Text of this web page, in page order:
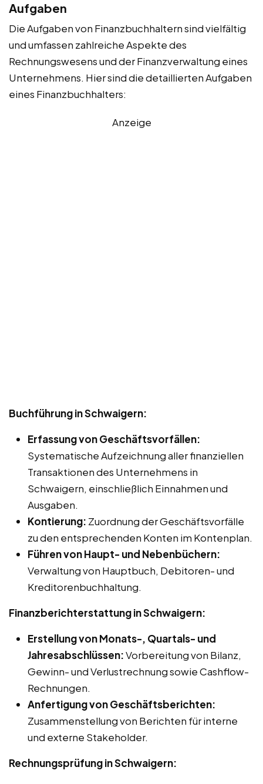
Aufgaben
Die Aufgaben von Finanzbuchhaltern sind vielfältig
und umfassen zahlreiche Aspekte des
Rechnungswesens und der Finanzverwaltung eines
Unternehmens. Hier sind die detaillierten Aufgaben
eines Finanzbuchhalters:
Anzeige
Buchführung in Schwaigern:
Erfassung von Geschäftsvorfällen:
Systematische Aufzeichnung aller finanziellen
Transaktionen des Unternehmens in
Schwaigern, einschließlich Einnahmen und
Ausgaben.
Kontierung: Zuordnung der Geschäftsvorfälle
zu den entsprechenden Konten im Kontenplan.
Führen von Haupt- und Nebenbüchern:
Verwaltung von Hauptbuch, Debitoren- und
Kreditorenbuchhaltung.
Finanzberichterstattung in Schwaigern:
Erstellung von Monats-, Quartals- und
Jahresabschlüssen:Vorbereitung von Bilanz,
Gewinn- und Verlustrechnung sowie Cashflow-
Rechnungen.
Anfertigung von Geschäftsberichten:
Zusammenstellung von Berichten für interne
und externe Stakeholder.
Rechnungsprüfung in Schwaigern: